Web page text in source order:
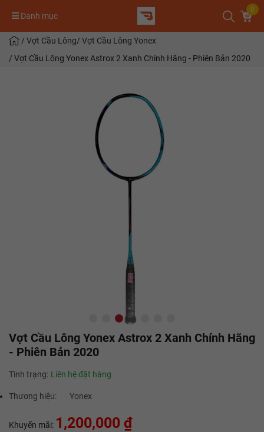
Danh mục
0
/ Vợt Cầu Lông/ Vợt Cầu Lông Yonex
/ Vợt Cầu Lông Yonex Astrox 2 Xanh Chính Hãng - Phiên Bản 2020
Vợt Cầu Lông Yonex Astrox 2 Xanh Chính Hãng
- Phiên Bản 2020
Tình trạng: Liên hệ đặt hàng
Thương hiệu: Yonex
Khuyến mãi: 1,200,000 ₫